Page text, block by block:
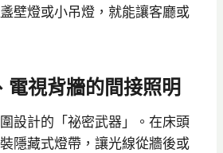
壁燈或小吊燈，就能讓客廳或
電視背牆的間接照明
設計的「祕密武器」。在床頭
隱藏式燈帶，讓光線從牆後或